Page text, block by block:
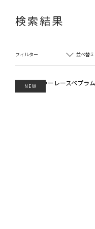
検索結果
フィルター 並べ替え
NEW